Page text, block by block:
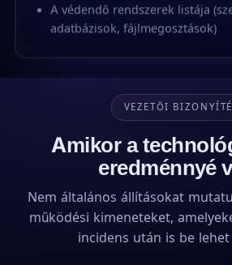
A védendő rendszerek listája
adatbázisok, fájlmegosztások)
VEZETŐI
Amikor a
eredménnyé
Nem általános állításokat
működési kimeneteket,
incidens után is be lehet